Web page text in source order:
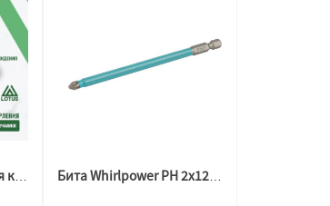
Алмазная коронка для керамогранита "Лотус" 6мм